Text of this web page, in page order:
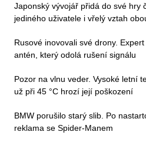
Japonský vývojář přidá do své hry
jediného uživatele i vřelý vztah
Rusové inovovali své drony.
antén, který odolá rušení signálu
Pozor na vlnu veder. Vysoké letní
už při 45 °C hrozí její poškození
BMW porušilo starý slib. Po
reklama se Spider-Manem